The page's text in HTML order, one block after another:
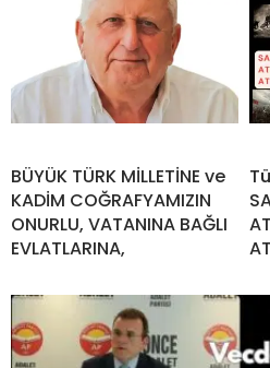
BÜYÜK TÜRK MİLLETİNE ve
KADİM COĞRAFYAMIZIN
ONURLU, VATANINA BAĞLI
EVLATLARINA,